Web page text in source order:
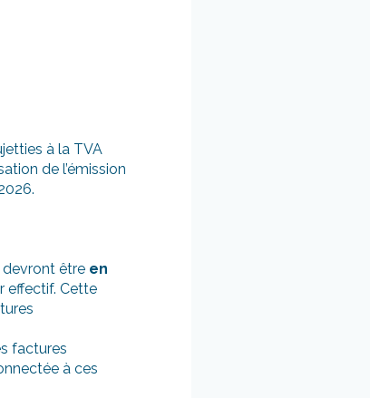
à la TVA
de l’émission
devront être en
effectif. Cette
factures
à ces